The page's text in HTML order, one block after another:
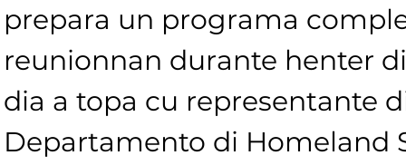
prepara un programa
reunionnan durante henter
dia a topa cu representante
Departamento di Homeland